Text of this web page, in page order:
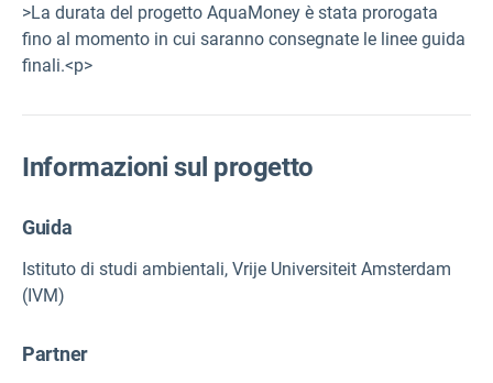
>La durata del progetto AquaMoney è stata prorogata
fino al momento in cui saranno consegnate le linee guida
finali.<p>
Informazioni sul progetto
Guida
Istituto di studi ambientali, Vrije Universiteit Amsterdam
(IVM)
Partner